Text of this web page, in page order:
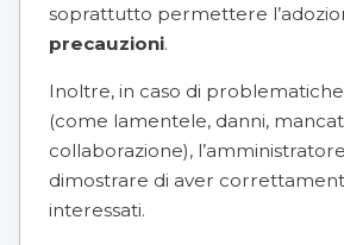
soprattutto permettere
precauzioni.
Inoltre, in caso di problematiche
(come lamentele, danni,
collaborazione),
dimostrare di aver
interessati.